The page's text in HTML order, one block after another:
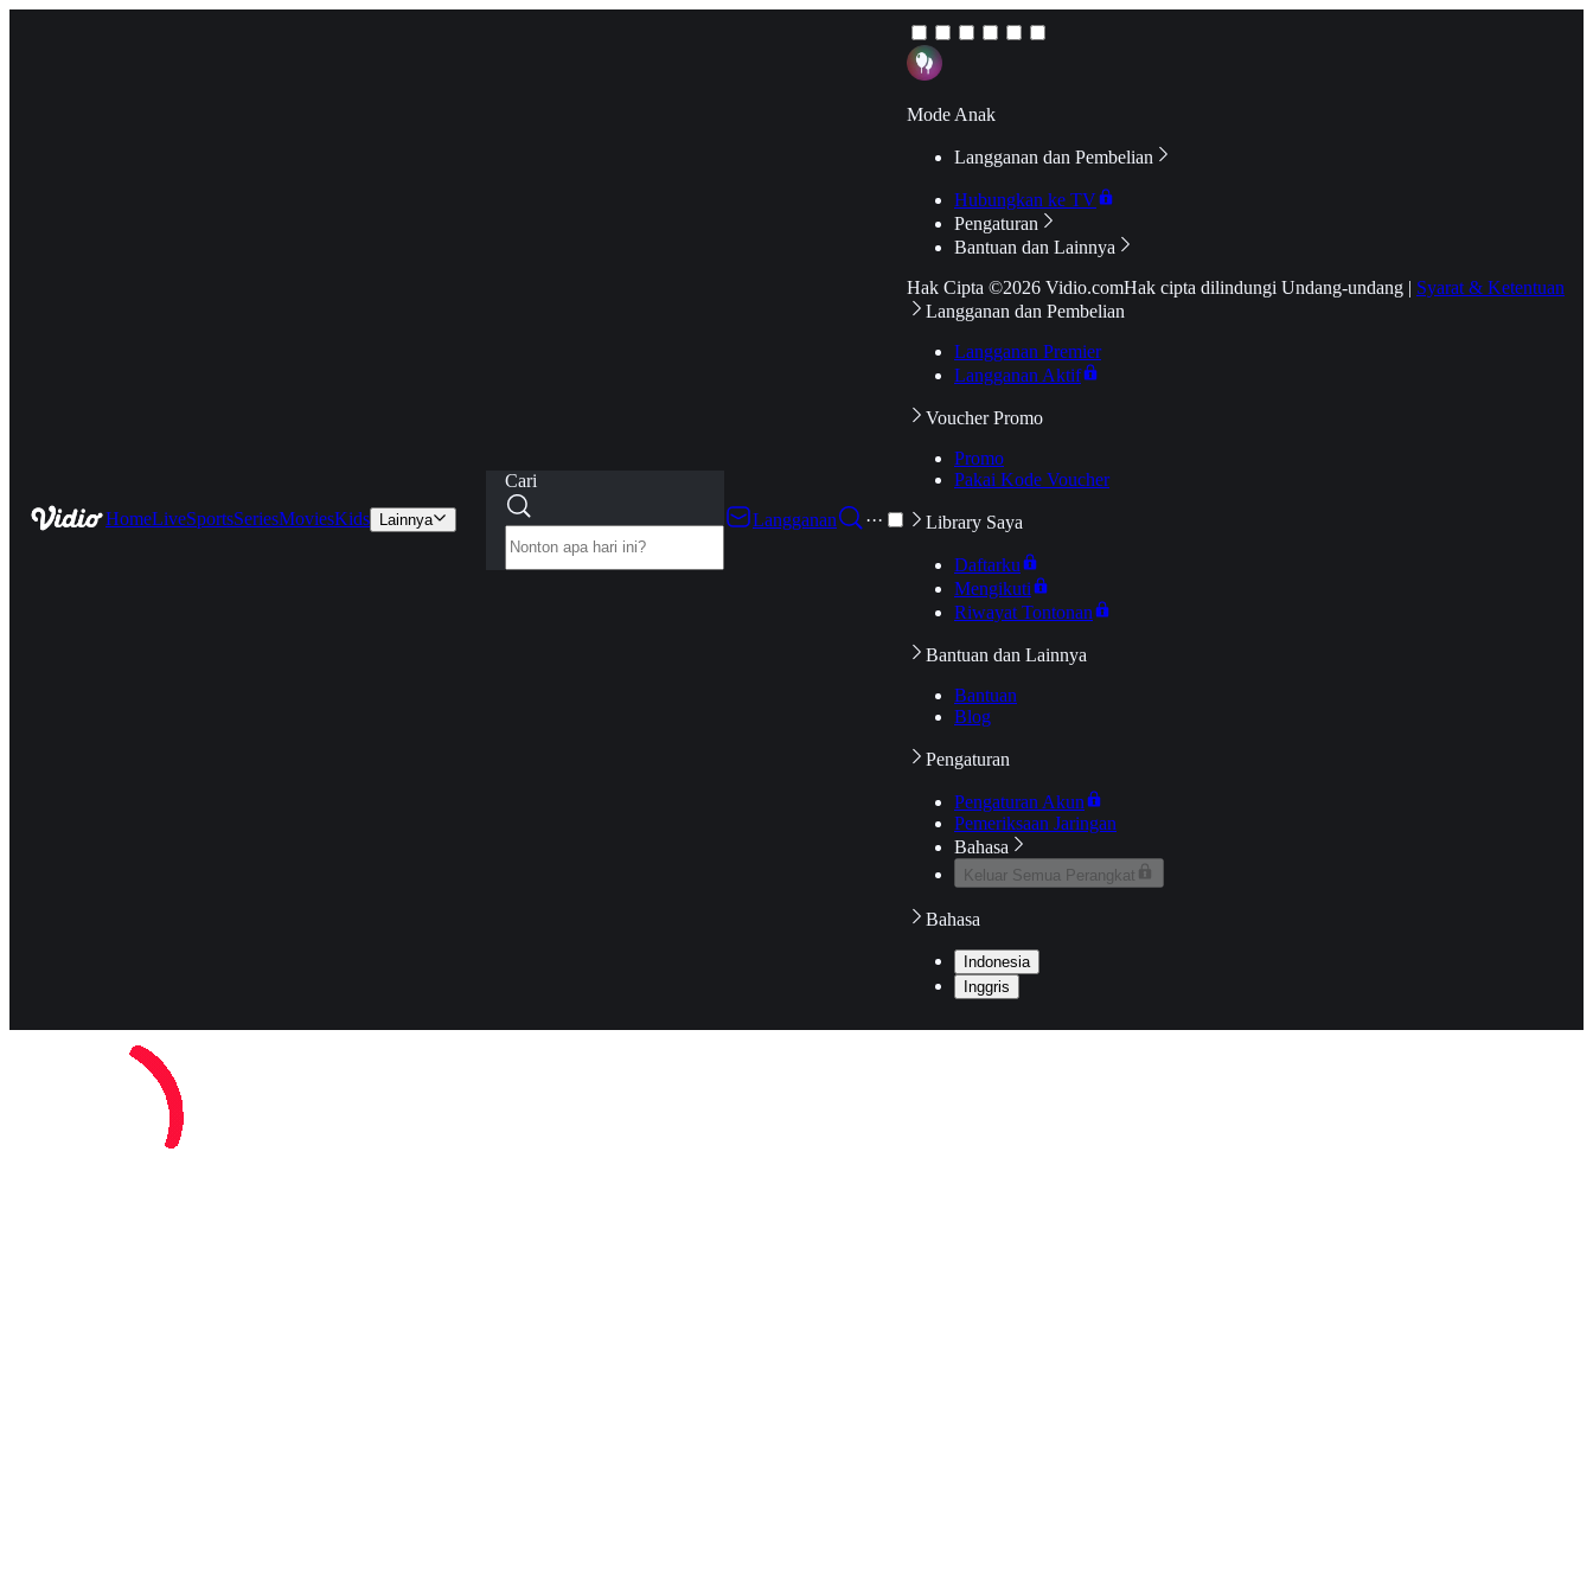
HomeLiveSportsSeriesMoviesKids Lainnya
Cari
Langganan
···
Mode Anak
Langganan dan Pembelian
Hubungkan ke TV
Pengaturan
Bantuan dan Lainnya
Hak Cipta ©2026 Vidio.comHak cipta dilindungi Undang-undang | Syarat & Ketentuan
Langganan dan Pembelian
Langganan Premier
Langganan Aktif
Voucher Promo
Promo
Pakai Kode Voucher
Library Saya
Daftarku
Mengikuti
Riwayat Tontonan
Bantuan dan Lainnya
Bantuan
Blog
Pengaturan
Pengaturan Akun
Pemeriksaan Jaringan
Bahasa
Keluar Semua Perangkat
Bahasa
Indonesia
Inggris